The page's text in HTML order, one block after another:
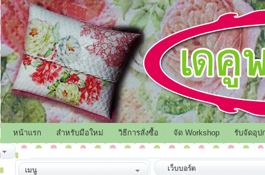
หน้าแรก สำหรับมือใหม่ วิธีการสั่งซื้อ จัด Workshop รับจัดอุป
เมนู เว็บบอร์ด